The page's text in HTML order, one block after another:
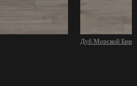
Дуб Морской Бриз